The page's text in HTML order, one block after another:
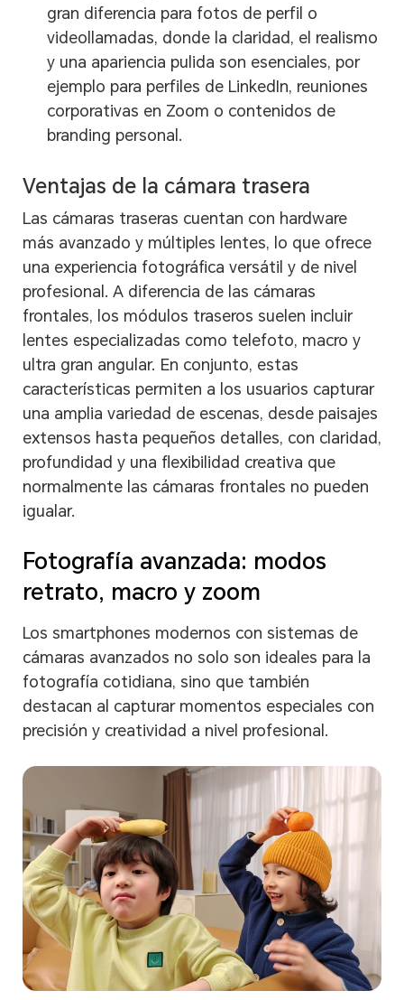
gran diferencia para fotos de perfil o
videollamadas, donde la claridad, el realismo
y una apariencia pulida son esenciales, por
ejemplo para perfiles de LinkedIn, reuniones
corporativas en Zoom o contenidos de
branding personal.
Ventajas de la cámara trasera
Las cámaras traseras cuentan con hardware
más avanzado y múltiples lentes, lo que ofrece
una experiencia fotográfica versátil y de nivel
profesional. A diferencia de las cámaras
frontales, los módulos traseros suelen incluir
lentes especializadas como telefoto, macro y
ultra gran angular. En conjunto, estas
características permiten a los usuarios capturar
una amplia variedad de escenas, desde paisajes
extensos hasta pequeños detalles, con claridad,
profundidad y una flexibilidad creativa que
normalmente las cámaras frontales no pueden
igualar.
Fotografía avanzada: modos
retrato, macro y zoom
Los smartphones modernos con sistemas de
cámaras avanzados no solo son ideales para la
fotografía cotidiana, sino que también
destacan al capturar momentos especiales con
precisión y creatividad a nivel profesional.